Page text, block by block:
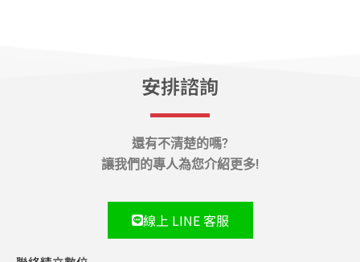
安排諮詢
還有不清楚的嗎?
讓我們的專人為您介紹更多!
線上 LINE 客服